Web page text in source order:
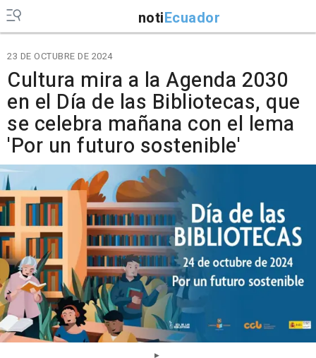
notiEcuador
23 DE OCTUBRE DE 2024
Cultura mira a la Agenda 2030
en el Día de las Bibliotecas, que
se celebra mañana con el lema
'Por un futuro sostenible'